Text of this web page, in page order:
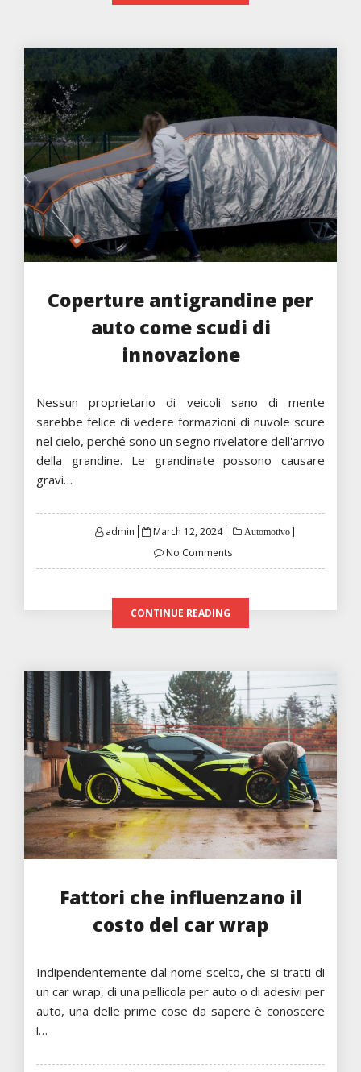
Coperture antigrandine per
auto come scudi di
innovazione
Nessun proprietario di veicoli sano di mente
sarebbe felice di vedere formazioni di nuvole scure
nel cielo, perché sono un segno rivelatore dell'arrivo
della grandine. Le grandinate possono causare
gravi…
admin
Posted
March 12, 2024 Automotivo
No Comments
CONTINUE READING
Fattori che influenzano il
costo del car wrap
Indipendentemente dal nome scelto, che si tratti di
un car wrap, di una pellicola per auto o di adesivi per
auto, una delle prime cose da sapere è conoscere
i…